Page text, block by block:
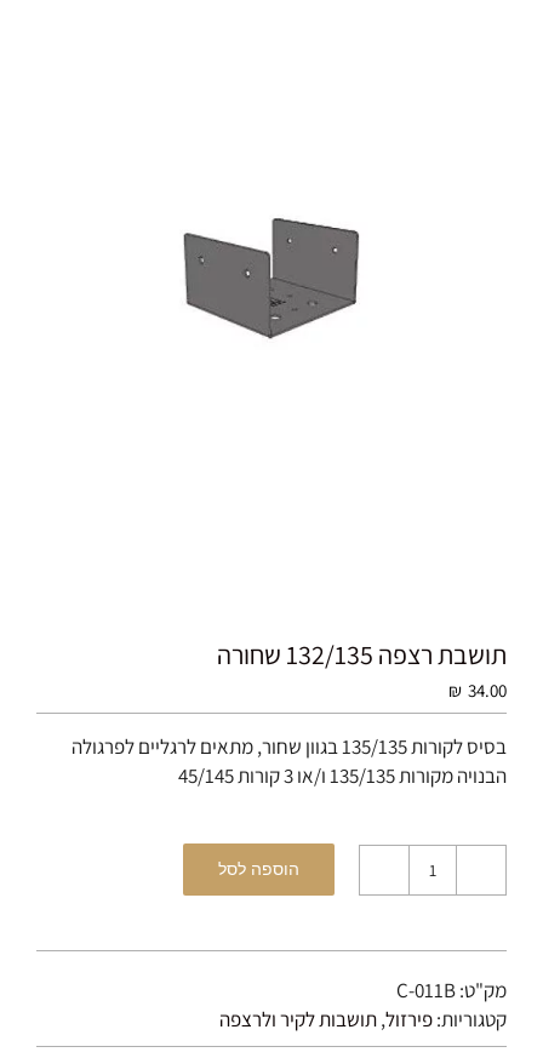
תושבת רצפה 132/135 שחורה
₪ 34.00
בסיס לקורות 135/135 בגוון שחור, מתאים לרגליים לפרגולה
הבנויה מקורות 135/135 ו/או 3 קורות 45/145
כמות
132/135
שחורה
הוספה לסל
מק"ט:C-011B
קטגוריות:פירזול,תושבות לקיר ולרצפה